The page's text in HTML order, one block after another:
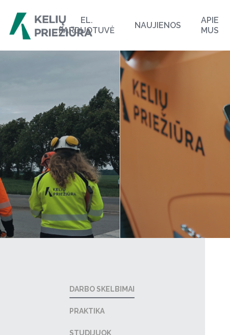
EL.
PARDUOTUVĖ
NAUJIENOS
APIE
MUS
DARBO SKELBIMAI
PRAKTIKA
STUDIJUOK